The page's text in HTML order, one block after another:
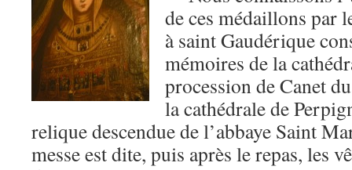
de ces médaillons par
à saint Gaudérique
mémoires de la
procession de Canet
la cathédrale de
relique descendue de l’abbaye Saint
messe est dite, puis après le repas, les